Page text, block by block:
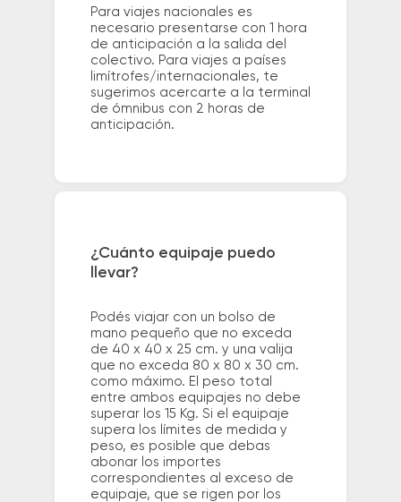
Para viajes nacionales es
necesario presentarse con 1 hora
de anticipación a la salida del
colectivo. Para viajes a países
limítrofes/internacionales, te
sugerimos acercarte a la terminal
de ómnibus con 2 horas de
anticipación.
¿Cuánto equipaje puedo
llevar?
Podés viajar con un bolso de
mano pequeño que no exceda
de 40 x 40 x 25 cm. y una valija
que no exceda 80 x 80 x 30 cm.
como máximo. El peso total
entre ambos equipajes no debe
superar los 15 Kg. Si el equipaje
supera los límites de medida y
peso, es posible que debas
abonar los importes
correspondientes al exceso de
equipaje, que se rigen por los